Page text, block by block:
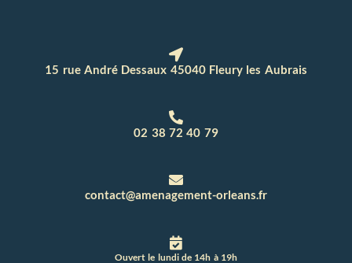
15 rue André Dessaux 45040 Fleury les Aubrais
02 38 72 40 79
contact@amenagement-orleans.fr
Ouvert le lundi de 14h à 19h